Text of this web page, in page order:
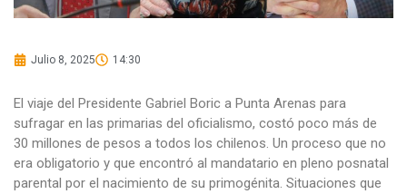
Julio 8, 2025 14:30
El viaje del Presidente Gabriel Boric a Punta Arenas para
sufragar en las primarias del oficialismo, costó poco más de
30 millones de pesos a todos los chilenos. Un proceso que no
era obligatorio y que encontró al mandatario en pleno posnatal
parental por el nacimiento de su primogénita. Situaciones que